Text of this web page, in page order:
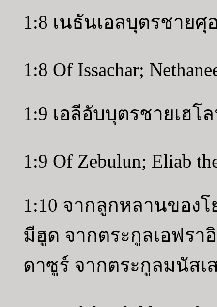
1:8 เนธันเอลบุตรชาย
1:8 Of Issachar;
1:9 เอลีอับบุตรชายเฮโ
1:9 Of Zebulun; Eliab
1:10 จากลูกหลานของ
มีฮูด จากตระกูลเอฟรา
ดาซูร์ จากตระกูลมนัสเ